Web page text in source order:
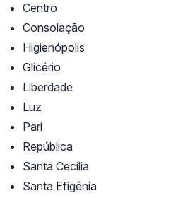
Centro
Consolação
Higienópolis
Glicério
Liberdade
Luz
Pari
República
Santa Cecília
Santa Efigênia